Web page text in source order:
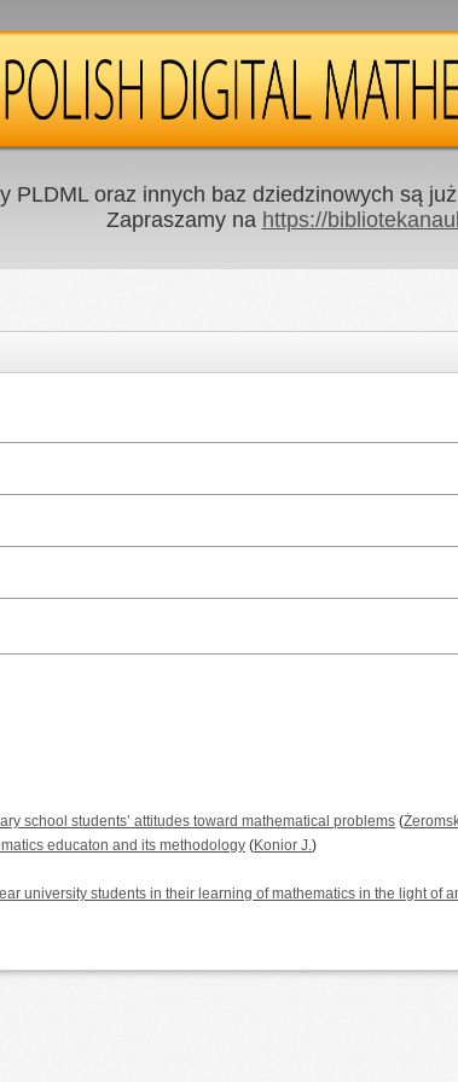
PLDML oraz innych baz dziedzinowych są
Zapraszamy na https://
school students’ attitudes toward mathematical problems (
educaton and its methodology (Konior J.)
university students in their learning of mathematics in the light of